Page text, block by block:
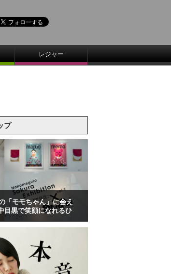
レジャー
プ
「モモちゃん」に会え
目黒で笑顔になれるひ